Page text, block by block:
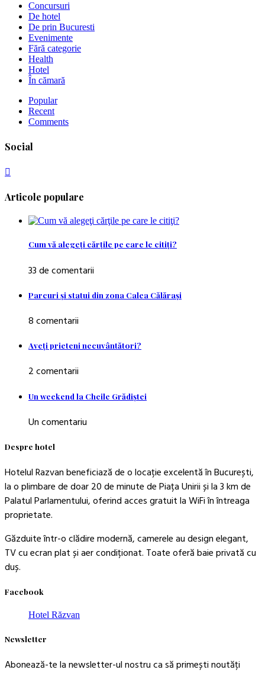
Concursuri
De hotel
De prin Bucuresti
Evenimente
Fără categorie
Health
Hotel
În cămară
Popular
Recent
Comments
Social
Articole populare
Cum vă alegeţi cărţile pe care le citiţi?
33 de comentarii
Parcuri şi statui din zona Calea Călăraşi
8 comentarii
Aveţi prieteni necuvântători?
2 comentarii
Un weekend la Cheile Grădiştei
Un comentariu
Despre hotel
Hotelul Razvan beneficiază de o locație excelentă în București,
la o plimbare de doar 20 de minute de Piața Unirii și la 3 km de
Palatul Parlamentului, oferind acces gratuit la WiFi în întreaga
proprietate.
Găzduite într-o clădire modernă, camerele au design elegant,
TV cu ecran plat și aer condiționat. Toate oferă baie privată cu
duș.
Facebook
Hotel Răzvan
Newsletter
Abonează-te la newsletter-ul nostru ca să primești noutăți